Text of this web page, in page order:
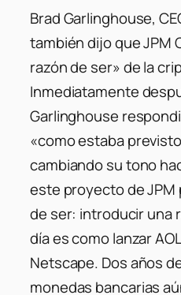
Brad Garlinghouse,
también dijo que JPM
razón de ser» de la
Inmediatamente
Garlinghouse
«como estaba
cambiando su tono
este proyecto de JPM
de ser: introducir una
día es como lanzar
Netscape. Dos años
monedas bancarias